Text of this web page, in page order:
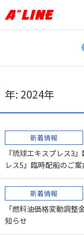
年: 2024年
新着情報
『琉球エキスプレス3
レス5』臨時配船のご案
新着情報
「燃料油価格変動調
知らせ